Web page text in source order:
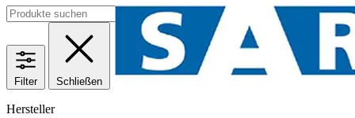
Filter Schließen
Hersteller